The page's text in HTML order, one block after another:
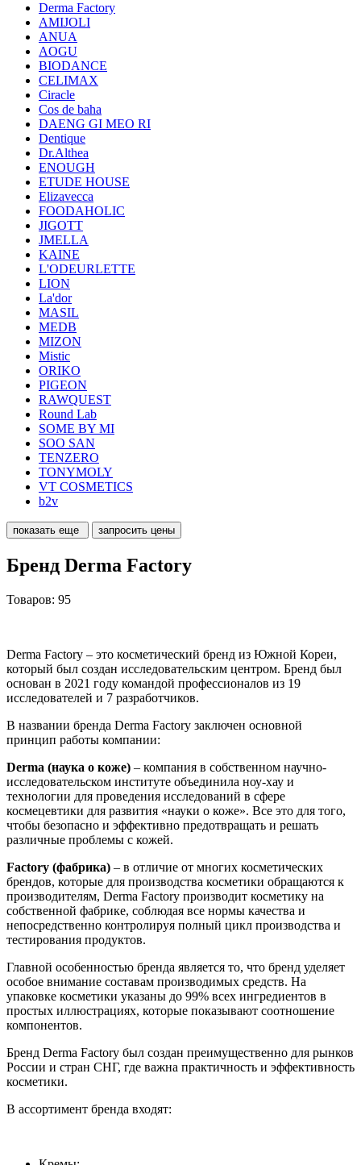
Derma Factory
AMIJOLI
ANUA
AOGU
BIODANCE
CELIMAX
Ciracle
Cos de baha
DAENG GI MEO RI
Dentique
Dr.Althea
ENOUGH
ETUDE HOUSE
Elizavecca
FOODAHOLIC
JIGOTT
JMELLA
KAINE
L'ODEURLETTE
LION
La'dor
MASIL
MEDB
MIZON
Mistic
ORIKO
PIGEON
RAWQUEST
Round Lab
SOME BY MI
SOO SAN
TENZERO
TONYMOLY
VT COSMETICS
b2v
показать еще запросить цены
Бренд Derma Factory
Товаров: 95
Derma Factory – это косметический бренд из Южной Кореи,
который был создан исследовательским центром. Бренд был
основан в 2021 году командой профессионалов из 19
исследователей и 7 разработчиков.
В названии бренда Derma Factory заключен основной
принцип работы компании:
Derma (наука о коже) – компания в собственном научно-
исследовательском институте объединила ноу-хау и
технологии для проведения исследований в сфере
космецевтики для развития «науки о коже». Все это для того,
чтобы безопасно и эффективно предотвращать и решать
различные проблемы с кожей.
Factory (фабрика) – в отличие от многих косметических
брендов, которые для производства косметики обращаются к
производителям, Derma Factory производит косметику на
собственной фабрике, соблюдая все нормы качества и
непосредственно контролируя полный цикл производства и
тестирования продуктов.
Главной особенностью бренда является то, что бренд уделяет
особое внимание составам производимых средств. На
упаковке косметики указаны до 99% всех ингредиентов в
простых иллюстрациях, которые показывают соотношение
компонентов.
Бренд Derma Factory был создан преимущественно для рынков
России и стран СНГ, где важна практичность и эффективность
косметики.
В ассортимент бренда входят: